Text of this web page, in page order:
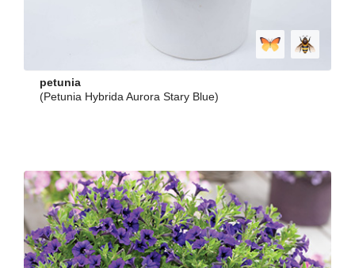
petunia
(Petunia Hybrida Aurora Stary Blue)